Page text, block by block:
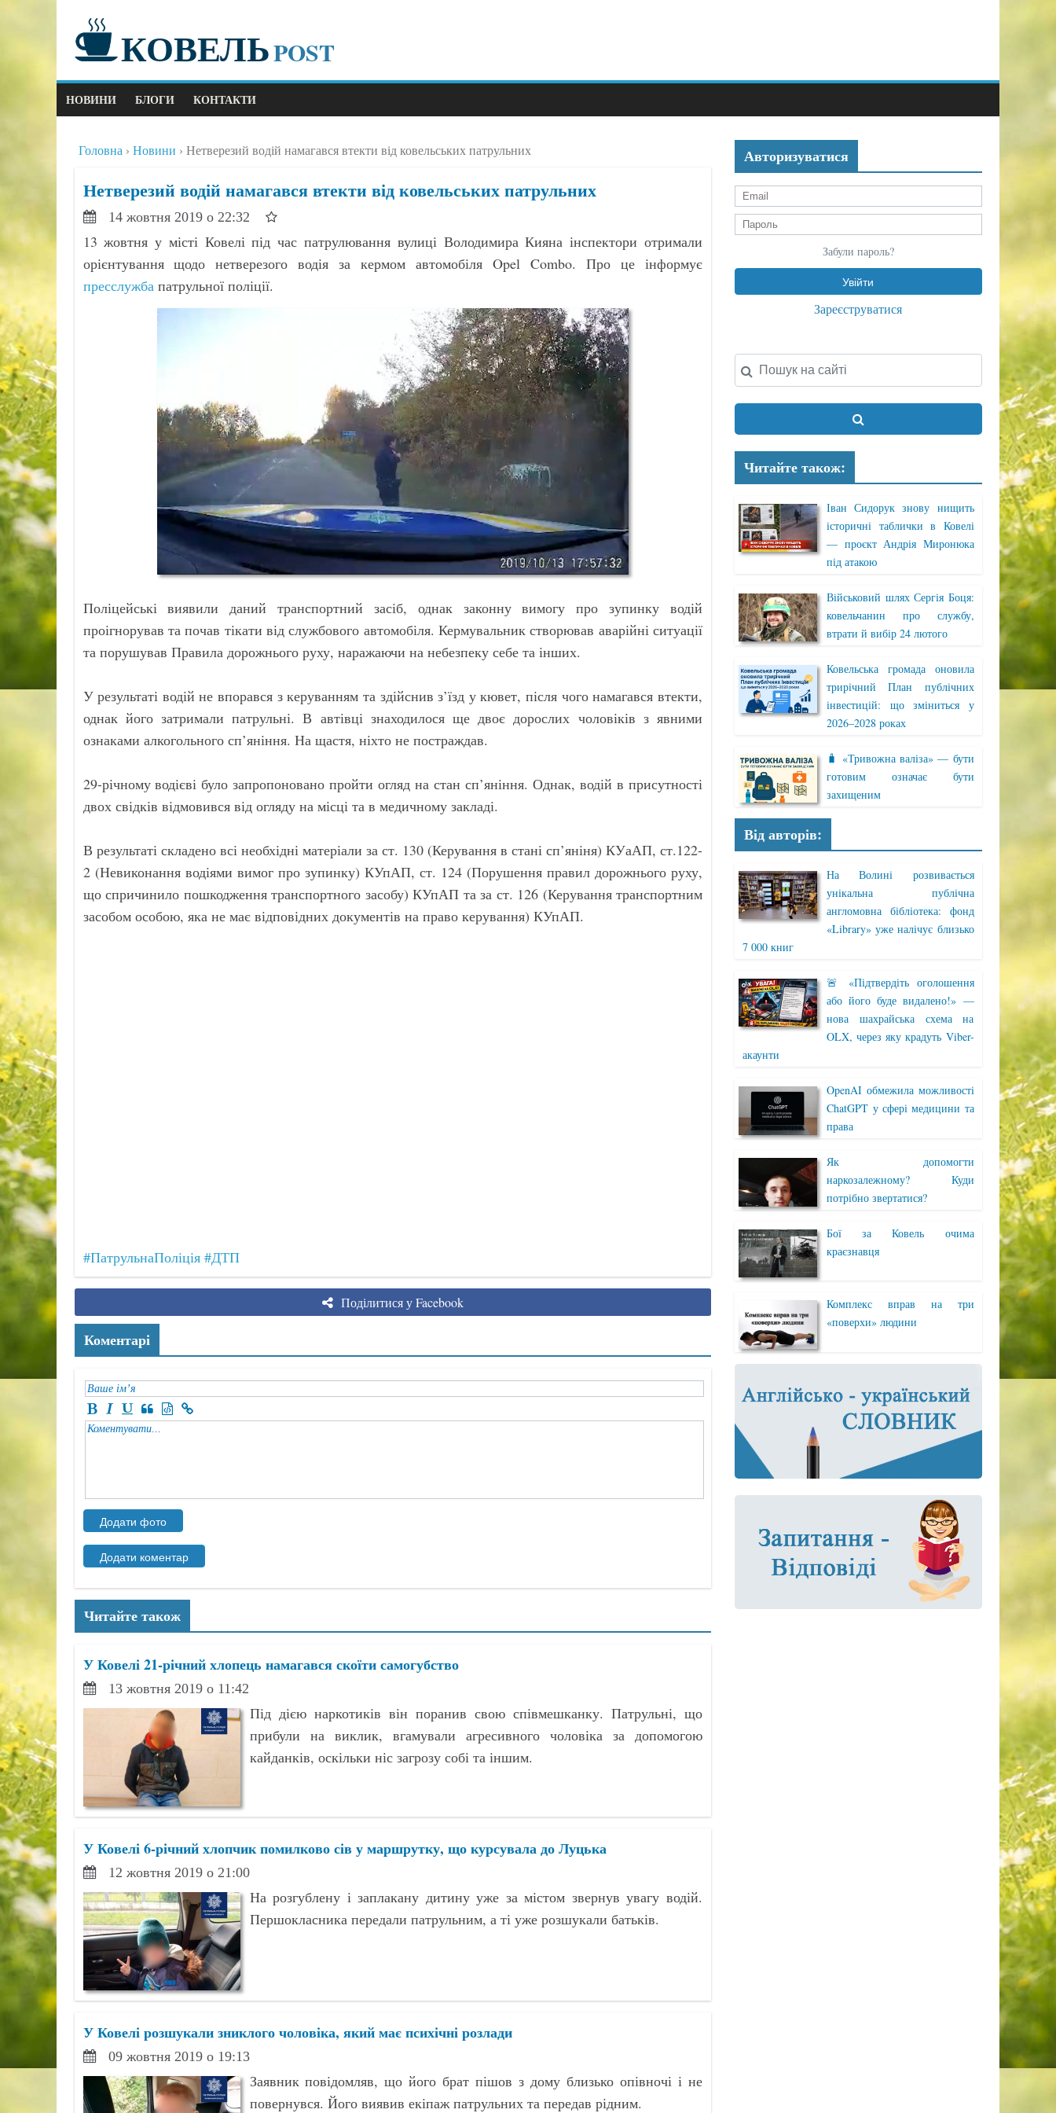
КОВЕЛЬPOST
НОВИНИ БЛОГИ КОНТАКТИ
Головна Новини Нетверезий водій намагався втекти від ковельських патрульних
Нетверезий водій намагався втекти від ковельських патрульних
14 жовтня 2019 о 22:32
13 жовтня у місті Ковелі під час патрулювання вулиці Володимира Кияна інспектори отримали
орієнтування щодо нетверезого водія за кермом автомобіля Opel Combo. Про це інформує
пресслужбапатрульної поліції.
Поліцейські виявили даний транспортний засіб, однак законну вимогу про зупинку водій
проігнорував та почав тікати від службового автомобіля. Кермувальник створював аварійні ситуації
та порушував Правила дорожнього руху, наражаючи на небезпеку себе та інших.
У результаті водій не впорався з керуванням та здійснив з’їзд у кювет, після чого намагався втекти,
однак його затримали патрульні. В автівці знаходилося ще двоє дорослих чоловіків з явними
ознаками алкогольного сп’яніння. На щастя, ніхто не постраждав.
29-річному водієві було запропоновано пройти огляд на стан сп’яніння. Однак, водій в присутності
двох свідків відмовився від огляду на місці та в медичному закладі.
В результаті складено всі необхідні матеріали за ст. 130 (Керування в стані сп’яніня) КУаАП, ст.122-
2 (Невиконання водіями вимог про зупинку) КУпАП, ст. 124 (Порушення правил дорожнього руху,
що спричинило пошкодження транспортного засобу) КУпАП та за ст. 126 (Керування транспортним
засобом особою, яка не має відповідних документів на право керування) КУпАП.
#ПатрульнаПоліція #ДТП
Поділитися у Facebook
Коментарі
Читайте також
У Ковелі 21-річний хлопець намагався скоїти самогубство
13 жовтня 2019 о 11:42
Під дією наркотиків він поранив свою співмешканку. Патрульні, що
прибули на виклик, вгамували агресивного чоловіка за допомогою
кайданків, оскільки ніс загрозу собі та іншим.
У Ковелі 6-річний хлопчик помилково сів у маршрутку, що курсувала до Луцька
12 жовтня 2019 о 21:00
На розгублену і заплакану дитину уже за містом звернув увагу водій.
Першокласника передали патрульним, а ті уже розшукали батьків.
У Ковелі розшукали зниклого чоловіка, який має психічні розлади
09 жовтня 2019 о 19:13
Заявник повідомляв, що його брат пішов з дому близько опівночі і не
повернувся. Його виявив екіпаж патрульних та передав рідним.
Авторизуватися
Забули пароль?
Зареєструватися
Читайте також:
Іван Сидорук знову нищить
історичні таблички в Ковелі
— проєкт Андрія Миронюка
під атакою
Військовий шлях Сергія Боця:
ковельчанин про службу,
втрати й вибір 24 лютого
Ковельська громада оновила
трирічний План публічних
інвестицій: що зміниться у
2026–2028 роках
🧳 «Тривожна валіза» — бути
готовим означає бути
захищеним
Від авторів:
На Волині розвивається
унікальна публічна
англомовна бібліотека: фонд
«Library» уже налічує близько
7 000 книг
🚨 «Підтвердіть оголошення
або його буде видалено!» —
нова шахрайська схема на
OLX, через яку крадуть Viber-
акаунти
OpenAI обмежила можливості
ChatGPT у сфері медицини та
права
Як допомогти
наркозалежному? Куди
потрібно звертатися?
Бої за Ковель очима
краєзнавця
Комплекс вправ на три
«поверхи» людини